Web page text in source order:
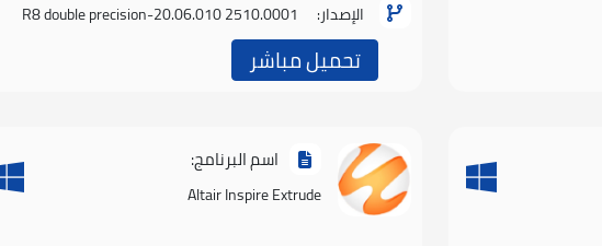
الإصدار:
2510.0001 20.06.010-R8 double precision
تحميل مباشر
اسم البرنامج:
Altair Inspire Extrude